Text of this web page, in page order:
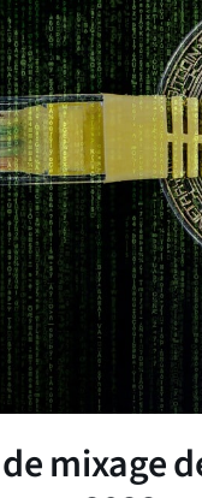
mixage